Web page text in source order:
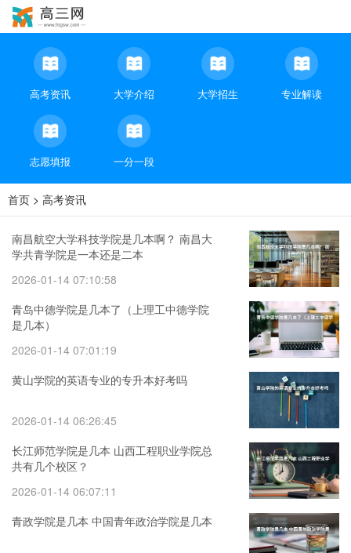
高考资讯 大学介绍 大学招生 专业解读
志愿填报 一分一段
首页 > 高考资讯
南昌航空大学科技学院是几本啊？ 南昌大
学共青学院是一本还是二本
2026-01-14 07:10:58
青岛中德学院是几本了（上理工中德学院
是几本）
2026-01-14 07:01:19
黄山学院的英语专业的专升本好考吗
2026-01-14 06:26:45
长江师范学院是几本 山西工程职业学院总
共有几个校区？
2026-01-14 06:07:11
青政学院是几本 中国青年政治学院是几本